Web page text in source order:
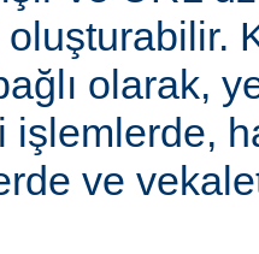
olarak,
işlemlerde,
ve